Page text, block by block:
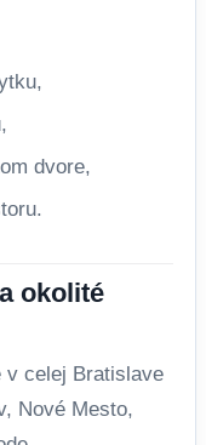
dvore,
okolité
v celej Bratislave
Nové Mesto,